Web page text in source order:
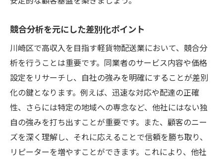
競合分析を元にした差別化ポイント
川崎区で高収入を目指す軽貨物配送業において、競合分
析を行うことは重要です。同業者のサービス内容や価格
設定をリサーチし、自社の強みを明確にすることが差別
化の鍵となります。例えば、迅速な対応や配達の正確
性、さらには特定の地域への専念など、他社にはない独
自の強みを打ち出すことが重要です。また、顧客のニー
ズを深く理解し、それに応えることで信頼を勝ち取り、
リピーターを増やすことができます。これにより、他社